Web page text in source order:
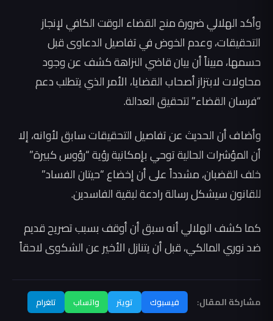
وأكد الهلالي ضرورة منح القضاء الوقت الكافي لإنجاز
التحقيقات، وعدم الخوض في تفاصيل الدعاوى قبل
حسمها، مبيناً أن بيان قاضي النزاهة كشف عن وجود
محاولات لابتزاز أصحاب القضايا، الأمر الذي يتطلب دعم
“فرسان القضاء” لتحقيق العدالة.
وأضاف أن الحديث عن تفاصيل التحقيقات سابق لأوانه، إلا
أن المؤشرات الحالية توحي بإمكانية رؤية “رؤوس كبيرة”
خلف القضبان، مشدداً على أن إخضاع “حيتان الفساد”
للقانون سيشكل رسالة رادعة لبقية الفاسدين.
كما كشف الهلالي أنه سبق أن أوقف بسبب تصريح قديم
ضد نوري المالكي، قبل أن يتنازل الأخير عن الشكوى لاحقاً
مشاركة المقال: فيسبوك تويتر واتساب تلغرام